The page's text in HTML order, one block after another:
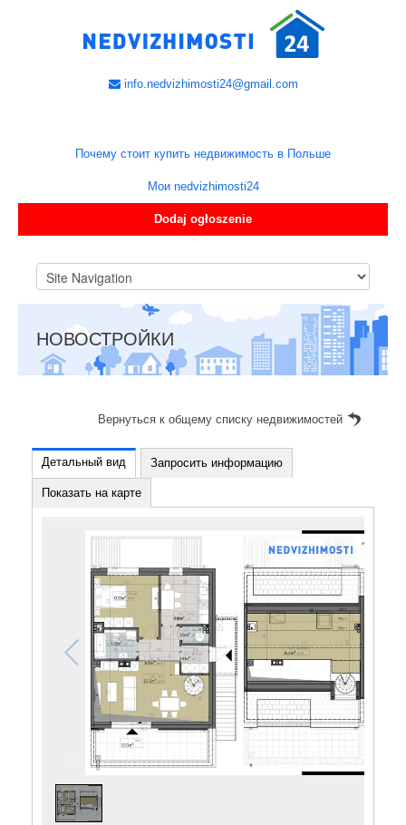
info.nedvizhimosti24@gmail.com
Почему стоит купить недвижимость в Польше
Мои nedvizhimosti24
Dodaj ogłoszenie
НОВОСТРОЙКИ
Вернуться к общему списку недвижимостей
Детальный вид Запросить информацию
Показать на карте